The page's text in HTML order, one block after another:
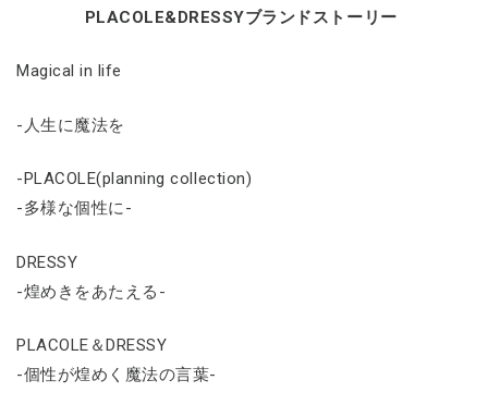
PLACOLE&DRESSYブランドストーリー
Magical in life
-人生に魔法を
-PLACOLE(planning collection)
-多様な個性に-
DRESSY
-煌めきをあたえる-
PLACOLE＆DRESSY
-個性が煌めく魔法の言葉-